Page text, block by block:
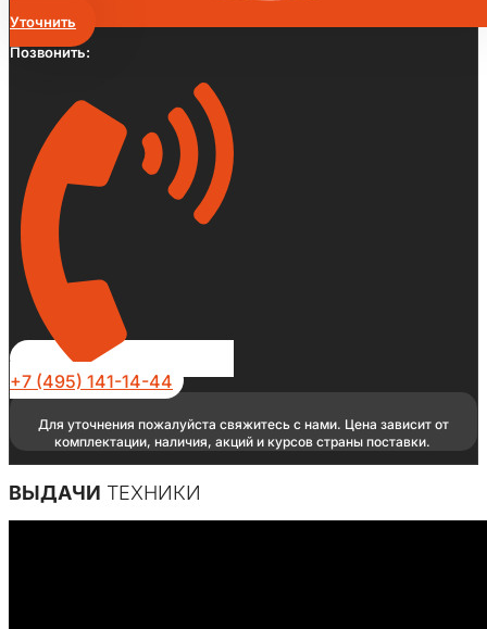
Уточнить
Позвонить:
+7 (495) 141-14-44
Для уточнения пожалуйста свяжитесь с нами. Цена зависит от
комплектации, наличия, акций и курсов страны поставки.
ВЫДАЧИ ТЕХНИКИ